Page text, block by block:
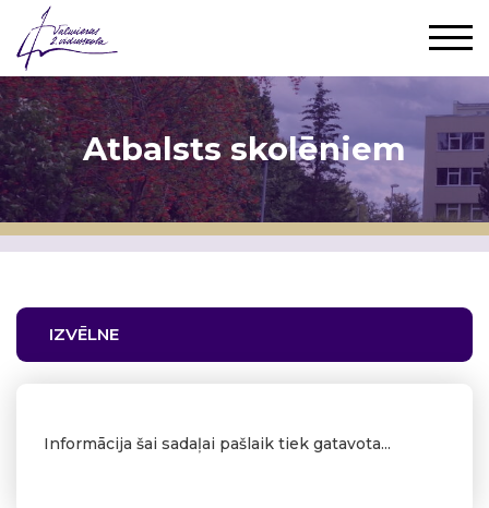
Atbalsts skolēniem
IZVĒLNE
Informācija šai sadaļai pašlaik tiek gatavota...